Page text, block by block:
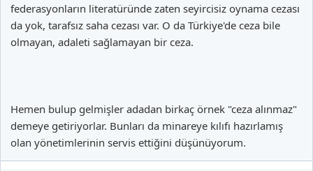
2)
29.03.2009... Kuzey Irlanda - Polonya maçı... Yardimci hakem
Stefan Wittberg´e tribunden atilan bir bozuk para isabet ediyor.
Hakem maca devam ediyor. FIFA tarafindan Irlanda´ya herhangi
bir saha kapatma cezasi verilmezken‚ 9.500 pound para cezasi
federasyonların literatüründe zaten seyircisiz oynama cezası
da yok, tarafsız saha cezası var. O da Türkiye'de ceza bile
olmayan, adaleti sağlamayan bir ceza.
Hemen bulup gelmişler adadan birkaç örnek "ceza alınmaz"
demeye getiriyorlar. Bunları da minareye kılıfı hazırlamış
olan yönetimlerinin servis ettiğini düşünüyorum.